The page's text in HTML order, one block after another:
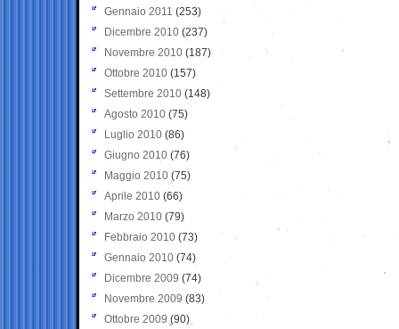
Gennaio 2011 (253)
Dicembre 2010 (237)
Novembre 2010 (187)
Ottobre 2010 (157)
Settembre 2010 (148)
Agosto 2010 (75)
Luglio 2010 (86)
Giugno 2010 (76)
Maggio 2010 (75)
Aprile 2010 (66)
Marzo 2010 (79)
Febbraio 2010 (73)
Gennaio 2010 (74)
Dicembre 2009 (74)
Novembre 2009 (83)
Ottobre 2009 (90)